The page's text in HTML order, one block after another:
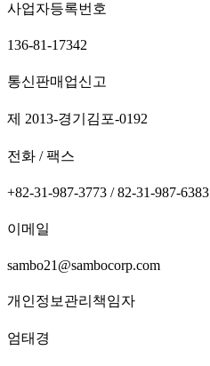
사업자등록번호
136-81-17342
통신판매업신고
제 2013-경기김포-0192
전화 / 팩스
+82-31-987-3773 / 82-31-987-6383
이메일
sambo21@sambocorp.com
개인정보관리책임자
엄태경